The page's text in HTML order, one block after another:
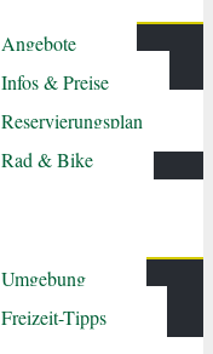
Angebote
Infos & Preise
Reservierungsplan
Rad & Bike
Umgebung
Freizeit-Tipps